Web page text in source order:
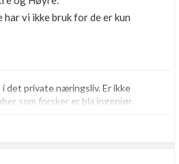
vi ikke bruk for de er kun
det private næringsliv. Er ikke
som forsker er bla ingeniør.